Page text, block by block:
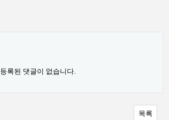
등록된 댓글이 없습니다.
목록